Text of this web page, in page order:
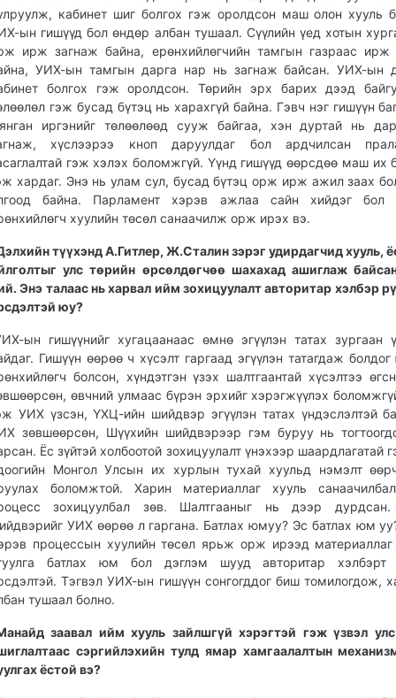
кабинет шиг болгох гэж оролдсон маш олон хууль
ын гишүүд бол өндөр албан тушаал. Сүүлийн үед хотын
ирж загнаж байна, ерөнхийлөгчийн тамгын газраас ирж
УИХ-ын тамгын дарга нар нь загнаж байсан. УИХ-ын
болгох гэж оролдсон. Төрийн эрх барих дээд
гэж бусад бүтэц нь харахгүй байна. Гэвч нэг гишүүн
иргэнийг төлөөлөөд сууж байгаа, хэн дуртай нь
хүслээрээ кноп даруулдаг бол ардчилсан
гэж хэлэх боломжгүй. Үүнд гишүүд өөрсдөө маш их
хардаг. Энэ нь улам сул, бусад бүтэц орж ирж ажил заах
байна. Парламент хэрэв ажлаа сайн хийдэг
хуулийн төсөл санаачилж орж ирэх вэ.
түүхэнд А.Гитлер, Ж.Сталин зэрэг удирдагчид хууль,
улс төрийн өрсөлдөгчөө шахахад ашиглаж
Энэ талаас нь харвал ийм зохицуулалт авторитар хэлбэр
юу?
ын гишүүнийг хугацаанаас өмнө эгүүлэн татах зургаан
Гишүүн өөрөө ч хүсэлт гаргаад эгүүлэн татагдаж
болсон, хүндэтгэн үзэх шалтгаантай хүсэлтээ
өвчний улмаас бүрэн эрхийг хэрэгжүүлэх
УИХ үзсэн, ҮХЦ-ийн шийдвэр эгүүлэн татах үндэслэлтэй
зөвшөөрсөн, Шүүхийн шийдвэрээр гэм буруу нь
Ёс зүйтэй холбоотой зохицуулалт үнэхээр шаардлагатай
Монгол Улсын их хурлын тухай хуульд нэмэлт
боломжтой. Харин материаллаг хууль
зохицуулбал зөв. Шалтгааныг нь дээр
УИХ өөрөө л гаргана. Батлах юмуу? Эс батлах юм
процессын хуулийн төсөл ярьж орж ирээд материаллаг
батлах юм бол дэглэм шууд авторитар хэлбэрт
Тэгвэл УИХ-ын гишүүн сонгогддог биш томилогдож,
тушаал болно.
заавал ийм хууль зайлшгүй хэрэгтэй гэж үзвэл
сэргийлэхийн тулд ямар хамгаалалтын
ёстой вэ?